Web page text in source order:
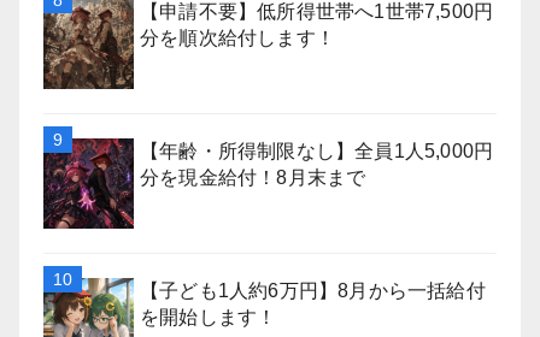
【申請不要】低所得世帯へ1世帯7,500円
分を順次給付します！
【年齢・所得制限なし】全員1人5,000円
分を現金給付！8月末まで
【子ども1人約6万円】8月から一括給付
を開始します！